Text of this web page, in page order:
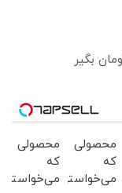
محصولی
که
می‌خواستی
محصولی
که
می‌خواستی